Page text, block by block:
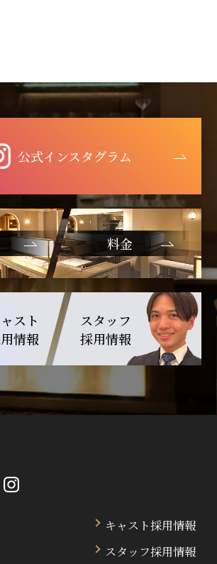
公式インスタグラム
料金
スト
情報
スタッフ
採用情報
キャスト採用情報
スタッフ採用情報